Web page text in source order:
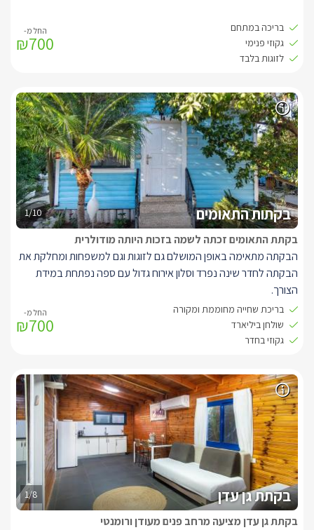
1/10 בקתות התאומים
בקתת התאומים זכתה לשמה בזכות היותה מודולרית
הבקתה מתאימה באופן המושלם גם לזוגות וגם למשפחות ומחלקת את
הבקתה לחדר שינה נפרד וסלון אירוח גדול עם ספה נפתחת במידת
הצורך.
בחדר הרחצה המפנק תוכלו ליהנות מג'קוזי גדול השקוע ברצפת
הבקתה ובנוסף מקלחון לרחצה ומעליו חלון שדרכו מציץ עץ הדר ריחני.
מכאן תוכלו לצאת אל המרפסת הפרטית ואל מתחם הגן. בחלקו החיצוני
של המתחם אותו חולקות כל הסוויטות, תוכלו ליהנות מבריכת שחייה
מפוארת (מחוממת ומקורה בחורף), מתחם ביליארד, ערסלים ושפע
צמחייה.
בריכת שחייה מחוממת ומקורה
שולחן ביליארד
גקוזי בחדר
₪700
1/8 בקתת גן עדן
בקתת גן עדן מציעה מרחב פנים מעודן ורומנטי
ומסך LCD שמתכוונן אל כל חלקי הבקתה לנוחיותכם המירבית.
בחוץ ממתינה עבורכם מרפסת גן פרטית גדולה ומפנקת (מקורה),
שממנה תוכלו לצאת אל הגן הפתוח.
וג'קוזי ספא מפנק, שולחן סנוקר וצמחייה מרהיבה שעוטפת את הגן.
המתחם ממוקם רק 5 דקות נסיעה מחופי הכנרת ומשלל האטרקציות
הנמצאות בסביבה.
בריכה במתחם
גקוזי פנימי
לזוגות בלבד
₪700